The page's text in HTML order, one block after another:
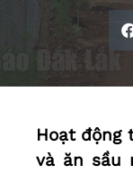
Hoạt động
và ăn sầu